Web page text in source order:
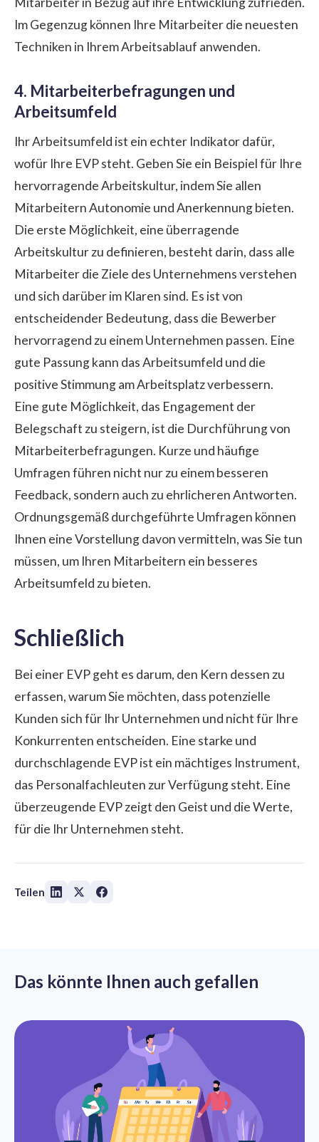
Im Gegenzug können Ihre Mitarbeiter die neuesten
Techniken in Ihrem Arbeitsablauf anwenden.
4. Mitarbeiterbefragungen und
Arbeitsumfeld
Ihr Arbeitsumfeld ist ein echter Indikator dafür,
wofür Ihre EVP steht. Geben Sie ein Beispiel für Ihre
hervorragende Arbeitskultur, indem Sie allen
Mitarbeitern Autonomie und Anerkennung bieten.
Die erste Möglichkeit, eine überragende
Arbeitskultur zu definieren, besteht darin, dass alle
Mitarbeiter die Ziele des Unternehmens verstehen
und sich darüber im Klaren sind. Es ist von
entscheidender Bedeutung, dass die Bewerber
hervorragend zu einem Unternehmen passen. Eine
gute Passung kann das Arbeitsumfeld und die
positive Stimmung am Arbeitsplatz verbessern.
Eine gute Möglichkeit, das Engagement der
Belegschaft zu steigern, ist die Durchführung von
Mitarbeiterbefragungen. Kurze und häufige
Umfragen führen nicht nur zu einem besseren
Feedback, sondern auch zu ehrlicheren Antworten.
Ordnungsgemäß durchgeführte Umfragen können
Ihnen eine Vorstellung davon vermitteln, was Sie tun
müssen, um Ihren Mitarbeitern ein besseres
Arbeitsumfeld zu bieten.
Schließlich
Bei einer EVP geht es darum, den Kern dessen zu
erfassen, warum Sie möchten, dass potenzielle
Kunden sich für Ihr Unternehmen und nicht für Ihre
Konkurrenten entscheiden. Eine starke und
durchschlagende EVP ist ein mächtiges Instrument,
das Personalfachleuten zur Verfügung steht. Eine
überzeugende EVP zeigt den Geist und die Werte,
für die Ihr Unternehmen steht.
Teilen
Das könnte Ihnen auch gefallen